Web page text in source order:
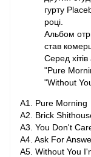
гурту
році.
Альбом
став
Серед
"Pure
"Without
A1. Pure Morning
A2. Brick
A3. You Don't
A4. Ask For
A5. Without You